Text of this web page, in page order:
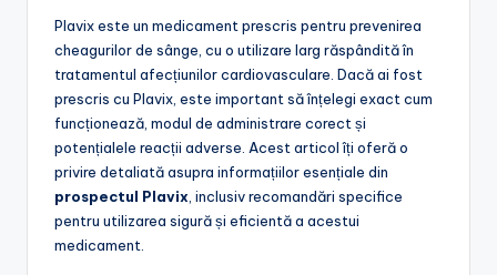
Plavix este un medicament prescris pentru prevenirea
cheagurilor de sânge, cu o utilizare larg răspândită în
tratamentul afecțiunilor cardiovasculare. Dacă ai fost
prescris cu Plavix, este important să înțelegi exact cum
funcționează, modul de administrare corect și
potențialele reacții adverse. Acest articol îți oferă o
privire detaliată asupra informațiilor esențiale din
prospectul Plavix , inclusiv recomandări specifice
pentru utilizarea sigură și eficientă a acestui
medicament.